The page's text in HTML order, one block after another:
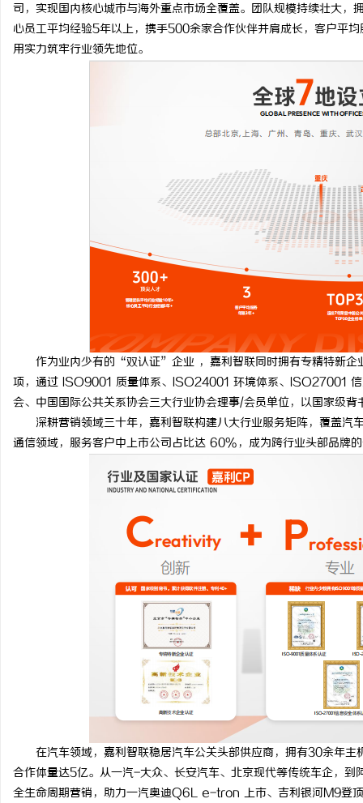
司，实现国内核心城市与海外重点市场全覆盖。团队规模持续壮大
心员工平均经验5年以上，携手500余家合作伙伴并肩成长，客户平
用实力筑牢行业领先地位。
作为业内少有的“双认证”企业 ，嘉利智联同时拥有专精特新企
项，通过 ISO9001 质量体系、ISO24001 环境体系、ISO27001 信
会、中国国际公共关系协会三大行业协会理事/会员单位，以国家级
深耕营销领域三十年，嘉利智联构建八大行业服务矩阵，覆盖汽
通信领域，服务客户中上市公司占比达 60%，成为跨行业头部品牌
在汽车领域，嘉利智联稳居汽车公关头部供应商，拥有30余年主
合作体量达5亿。从一汽-大众、长安汽车、北京现代等传统车企，
全生命周期营销，助力一汽奥迪Q6L e-tron 上市、吉利银河M9登